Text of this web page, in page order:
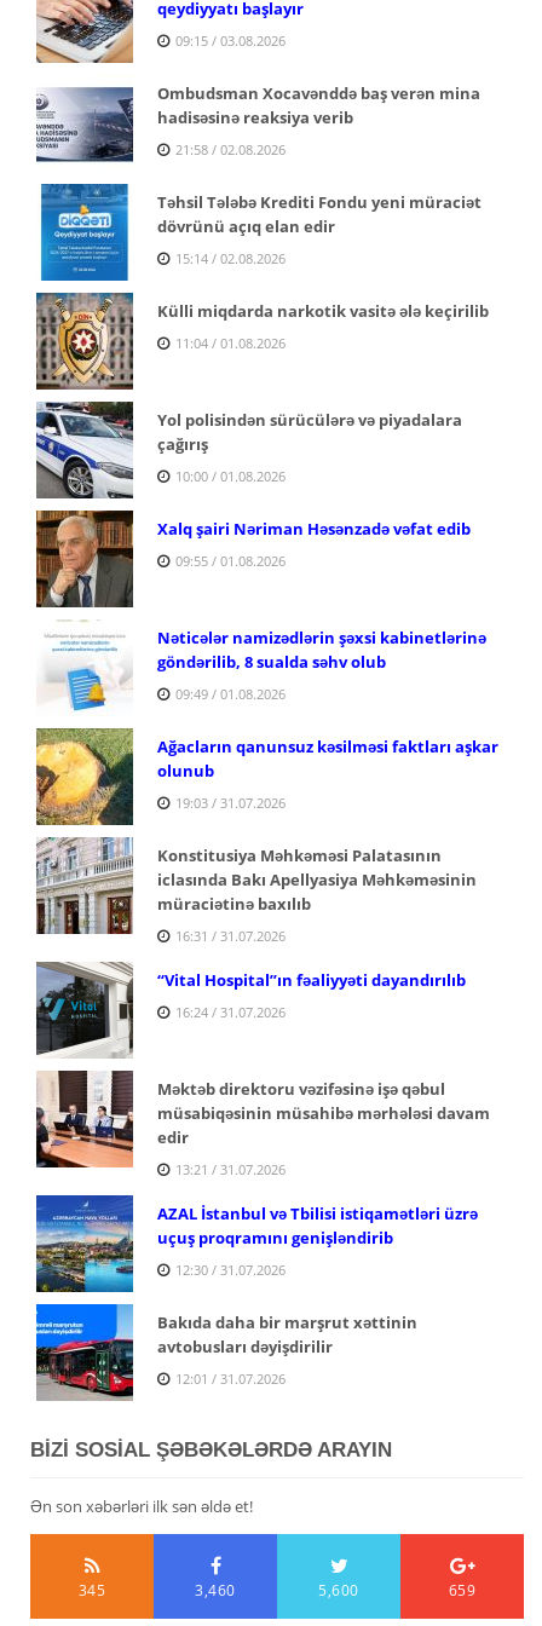
qeydiyyatı başlayır
09:15 / 03.08.2026
Ombudsman Xocavənddə baş verən mina
hadisəsinə reaksiya verib
21:58 / 02.08.2026
Təhsil Tələbə Krediti Fondu yeni müraciət
dövrünü açıq elan edir
15:14 / 02.08.2026
Külli miqdarda narkotik vasitə ələ keçirilib
11:04 / 01.08.2026
Yol polisindən sürücülərə və piyadalara
çağırış
10:00 / 01.08.2026
Xalq şairi Nəriman Həsənzadə vəfat edib
09:55 / 01.08.2026
Nəticələr namizədlərin şəxsi kabinetlərinə
göndərilib, 8 sualda səhv olub
09:49 / 01.08.2026
Ağacların qanunsuz kəsilməsi faktları aşkar
olunub
19:03 / 31.07.2026
Konstitusiya Məhkəməsi Palatasının
iclasında Bakı Apellyasiya Məhkəməsinin
müraciətinə baxılıb
16:31 / 31.07.2026
“Vital Hospital”ın fəaliyyəti dayandırılıb
16:24 / 31.07.2026
Məktəb direktoru vəzifəsinə işə qəbul
müsabiqəsinin müsahibə mərhələsi davam
edir
13:21 / 31.07.2026
AZAL İstanbul və Tbilisi istiqamətləri üzrə
uçuş proqramını genişləndirib
12:30 / 31.07.2026
Bakıda daha bir marşrut xəttinin
avtobusları dəyişdirilir
12:01 / 31.07.2026
BİZİ SOSİAL ŞƏBƏKƏLƏRDƏ ARAYIN
Ən son xəbərləri ilk sən əldə et!
345 3,460 5,600 659